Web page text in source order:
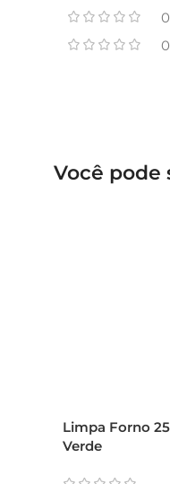
0
0
Você pode
Limpa Forno
Verde